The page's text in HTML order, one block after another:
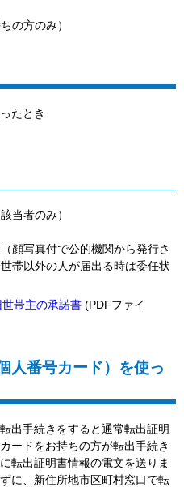
の方のみ）
たとき
当者のみ）
顔写真付で公的機関から発行さ
帯以外の人が届出る時は委任状
世帯主の承諾書 (PDFファイ
人番号カード）を使っ
出手続きをすると通常転出証明
ードをお持ちの方が転出手続き
転出証明書情報の電文を送りま
に、新住所地市区町村窓口で転